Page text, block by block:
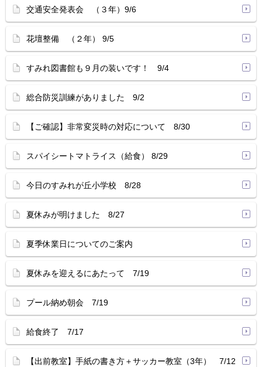
交通安全発表会 （３年）9/6
花壇整備 （２年） 9/5
すみれ図書館も９月の装いです！ 9/4
総合防災訓練がありました 9/2
【ご確認】非常変災時の対応について 8/30
スパイシートマトライス（給食） 8/29
今日のすみれが丘小学校 8/28
夏休みが明けました 8/27
夏季休業日についてのご案内
夏休みを迎えるにあたって 7/19
プール納め朝会 7/19
給食終了 7/17
【出前教室】手紙の書き方＋サッカー教室（3年） 7/12